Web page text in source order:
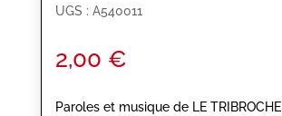
UGS : A540011
2,00 €
Paroles et musique de LE TRIBROCHE